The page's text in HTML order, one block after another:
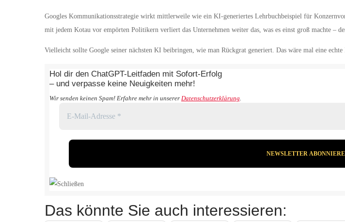
Googles Kommunikationsstrategie wirkt mittlerweile wie ein KI-generiertes Lehrbuchbeispiel für
mit jedem Kotau vor empörten Politikern verliert das Unternehmen weiter das, was es einst groß machte –
Vielleicht sollte Google seiner nächsten KI beibringen, wie man Rückgrat generiert. Das wäre mal eine
Hol dir den ChatGPT-Leitfaden mit Sofort-Erfolg
– und verpasse keine Neuigkeiten mehr!
Wir senden keinen Spam! Erfahre mehr in unserer Datenschutzerklärung.
Das könnte Sie auch interessieren: